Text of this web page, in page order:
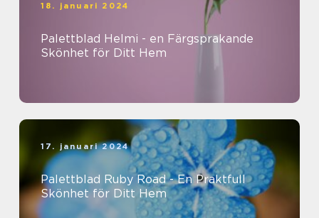
18. januari 2024
Palettblad Helmi - en Färgsprakande
Skönhet för Ditt Hem
17. januari 2024
Palettblad Ruby Road - En Praktfull
Skönhet för Ditt Hem